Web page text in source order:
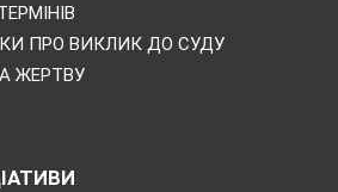
ПРО ВИКЛИК ДО СУДУ
ЖЕРТВУ